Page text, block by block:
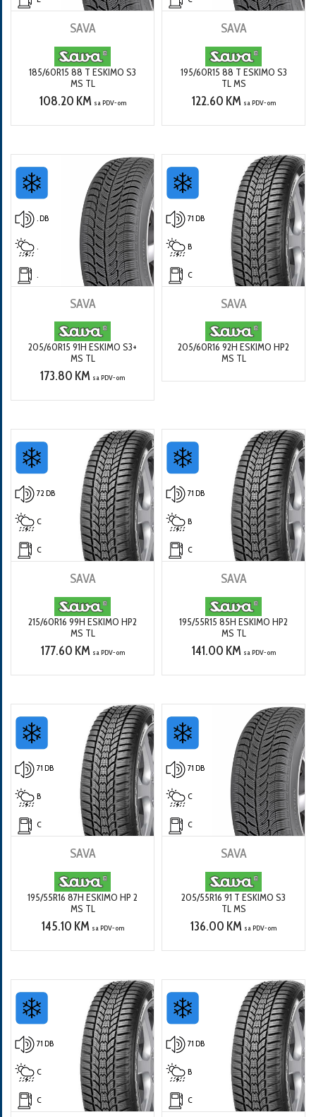
SAVA
185/60R15 88 T ESKIMO S3
MS TL
108.20 KM sa PDV-om
SAVA
195/60R15 88 T ESKIMO S3
TL MS
122.60 KM sa PDV-om
. DB
SAVA
205/60R15 91H ESKIMO S3+
MS TL
173.80 KM sa PDV-om
71 DB
B
C
SAVA
205/60R16 92H ESKIMO HP2
MS TL
72 DB
C
C
SAVA
215/60R16 99H ESKIMO HP2
MS TL
177.60 KM sa PDV-om
71 DB
B
C
SAVA
195/55R15 85H ESKIMO HP2
MS TL
141.00 KM sa PDV-om
71 DB
B
C
SAVA
195/55R16 87H ESKIMO HP 2
MS TL
145.10 KM sa PDV-om
71 DB
C
C
SAVA
205/55R16 91 T ESKIMO S3
TL MS
136.00 KM sa PDV-om
71 DB
C
C
71 DB
B
C